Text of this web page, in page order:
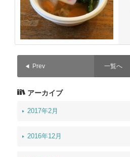
Prev 一覧へ
アーカイブ
2017年2月
2016年12月